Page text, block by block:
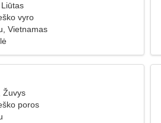
vyro
Vietnamas
Žuvys
poros